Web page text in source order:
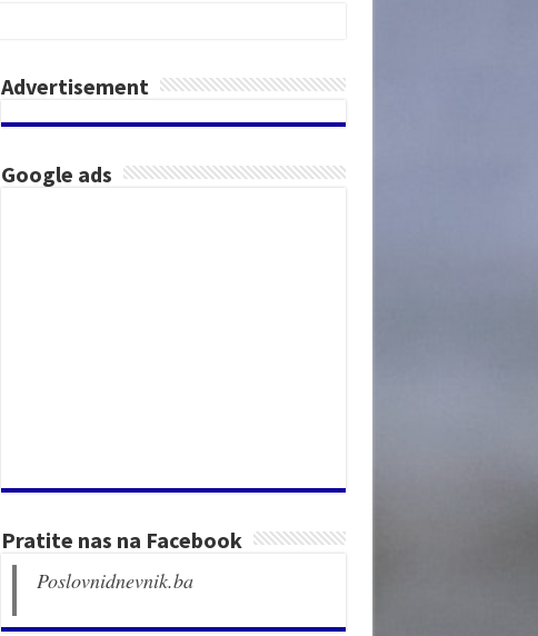
Advertisement
Google ads
Pratite nas na Facebook
Poslovnidnevnik.ba